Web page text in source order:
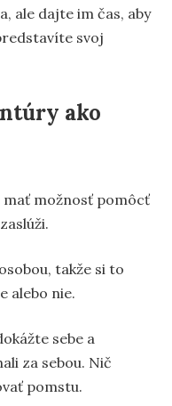
ale dajte im čas, aby
svoj
ako
mať možnosť pomôcť
takže si to
alebo nie.
sebe a
za sebou. Nič
pomstu.